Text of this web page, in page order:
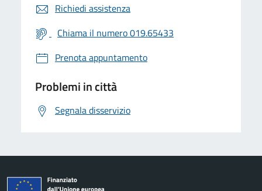
Richiedi assistenza
Chiama il numero 019.65433
Prenota appuntamento
Problemi in città
Segnala disservizio